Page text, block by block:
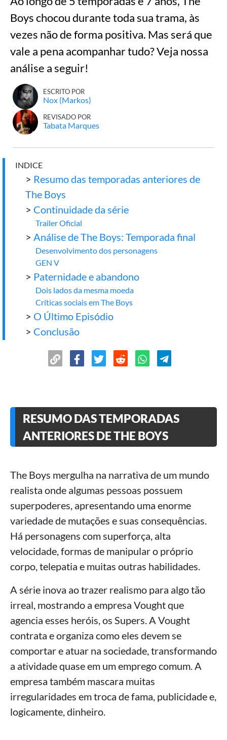
Boys chocou durante toda sua trama, às
vezes não de forma positiva. Mas será que
vale a pena acompanhar tudo? Veja nossa
análise a seguir!
ESCRITO POR
Nox (Markos)
REVISADO POR
Tabata Marques
INDICE
> Resumo das temporadas anteriores de
The Boys
> Continuidade da série
Trailer Oficial
> Análise de The Boys: Temporada final
Desenvolvimento dos personagens
GEN V
> Paternidade e abandono
Dois lados da mesma moeda
Críticas sociais em The Boys
> O Último Episódio
> Conclusão
RESUMO DAS TEMPORADAS
ANTERIORES DE THE BOYS
The Boys mergulha na narrativa de um mundo
realista onde algumas pessoas possuem
superpoderes, apresentando uma enorme
variedade de mutações e suas consequências.
Há personagens com superforça, alta
velocidade, formas de manipular o próprio
corpo, telepatia e muitas outras habilidades.
A série inova ao trazer realismo para algo tão
irreal, mostrando a empresa Vought que
agencia esses heróis, os Supers. A Vought
contrata e organiza como eles devem se
comportar e atuar na sociedade, transformando
a atividade quase em um emprego comum. A
empresa também mascara muitas
irregularidades em troca de fama, publicidade e,
logicamente, dinheiro.